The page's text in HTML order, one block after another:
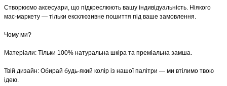
​Створюємо аксесуари, що підкреслюють вашу індивідуальність. Ніякого
мас-маркету — тільки ексклюзивне пошиття під ваше замовлення.
​Чому ми?
​Матеріали: Тільки 100% натуральна шкіра та преміальна замша.
​Твій дизайн: Обирай будь-який колір із нашої палітри — ми втілимо твою
ідею.